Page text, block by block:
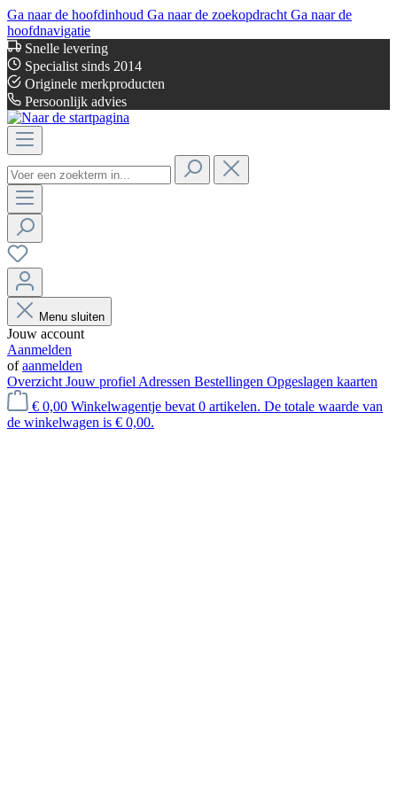
Ga naar de hoofdinhoud Ga naar de zoekopdracht Ga naar de
hoofdnavigatie
Snelle levering
Specialist sinds 2014
Originele merkproducten
Persoonlijk advies
Menu sluiten
Jouw account
Aanmelden
ofaanmelden
Overzicht Jouw profiel Adressen Bestellingen Opgeslagen kaarten
€ 0,00 Winkelwagentje bevat 0 artikelen. De totale waarde van
de winkelwagen is € 0,00.